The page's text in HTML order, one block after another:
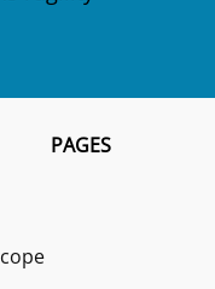
PAGES